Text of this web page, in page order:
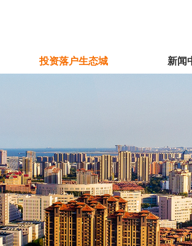
投资落户生态城 新闻